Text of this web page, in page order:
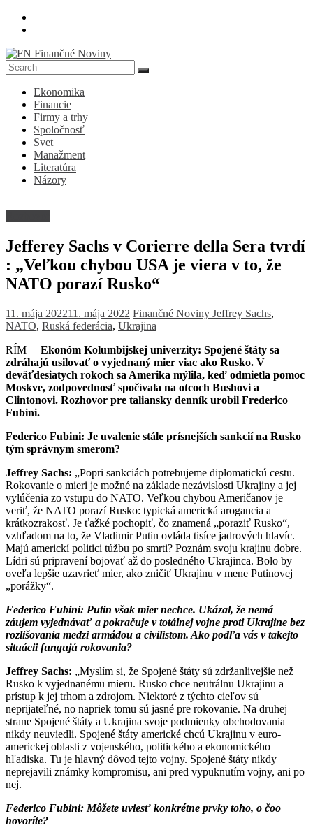
Skip
FN
Finančné
Noviny
Denník
ekonomike
spoločnosti
Ekonomika
Financie
Firmy a trhy
Spoločnosť
Svet
Manažment
Literatúra
Názory
Jefferey Sachs v Corierre della Sera tvrdí
: „Veľkou chybou USA je viera v to, že
NATO porazí Rusko“
11. mája 202211. mája 2022 Finančné Noviny Jeffrey Sachs,
NATO, Ruská federácia, Ukrajina
RÍM – Ekonóm Kolumbijskej univerzity: Spojené štáty sa
zdráhajú usilovať o vyjednaný mier viac ako Rusko. V
deväťdesiatych rokoch sa Amerika mýlila, keď odmietla pomoc
Moskve, zodpovednosť spočívala na otcoch Bushovi a
Clintonovi. Rozhovor pre taliansky denník urobil Frederico
Fubini.
Federico Fubini: Je uvalenie stále prísnejších sankcií na Rusko
tým správnym smerom?
Jeffrey Sachs: „Popri sankciách potrebujeme diplomatickú cestu.
Rokovanie o mieri je možné na základe nezávislosti Ukrajiny a jej
vylúčenia zo vstupu do NATO. Veľkou chybou Američanov je
veriť, že NATO porazí Rusko: typická americká arogancia a
krátkozrakosť. Je ťažké pochopiť, čo znamená „poraziť Rusko“,
vzhľadom na to, že Vladimir Putin ovláda tisíce jadrových hlavíc.
Majú americkí politici túžbu po smrti? Poznám svoju krajinu dobre.
Lídri sú pripravení bojovať až do posledného Ukrajinca. Bolo by
oveľa lepšie uzavrieť mier, ako zničiť Ukrajinu v mene Putinovej
„porážky“.
Federico Fubini: Putin však mier nechce. Ukázal, že nemá
záujem vyjednávať a pokračuje v totálnej vojne proti Ukrajine bez
rozlišovania medzi armádou a civilistom. Ako podľa vás v takejto
situácii fungujú rokovania?
Jeffrey Sachs: „Myslím si, že Spojené štáty sú zdržanlivejšie než
Rusko k vyjednanému mieru. Rusko chce neutrálnu Ukrajinu a
prístup k jej trhom a zdrojom. Niektoré z týchto cieľov sú
neprijateľné, no napriek tomu sú jasné pre rokovanie. Na druhej
strane Spojené štáty a Ukrajina svoje podmienky obchodovania
nikdy neuviedli. Spojené štáty americké chcú Ukrajinu v euro-
americkej oblasti z vojenského, politického a ekonomického
hľadiska. Tu je hlavný dôvod tejto vojny. Spojené štáty nikdy
neprejavili známky kompromisu, ani pred vypuknutím vojny, ani po
nej.
Federico Fubini: Môžete uviesť konkrétne prvky toho, o čoo
hovoríte?